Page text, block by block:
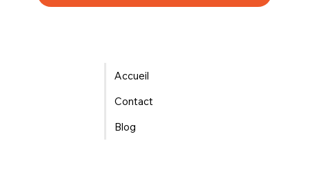
Accueil
Contact
Blog